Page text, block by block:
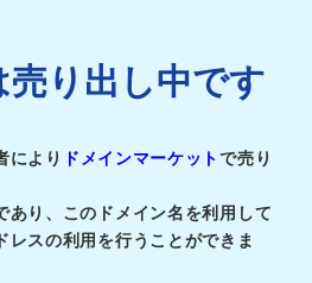
り出し中です
により ドメインマーケットで売り
あり、このドメイン名を利用して
レスの利用を行うことができま